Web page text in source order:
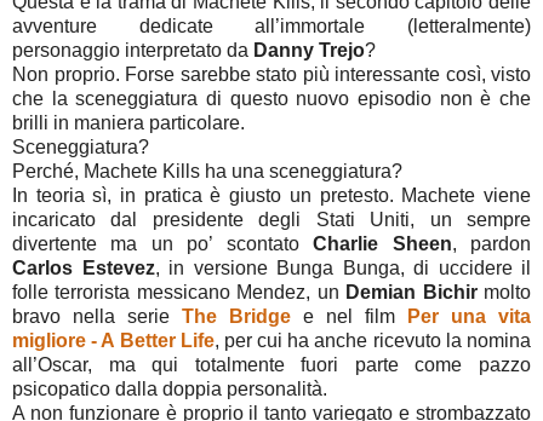
avventure dedicate all’immortale (letteralmente)
personaggio interpretato da Danny Trejo?
Non proprio. Forse sarebbe stato più interessante così, visto
che la sceneggiatura di questo nuovo episodio non è che
brilli in maniera particolare.
Sceneggiatura?
Perché, Machete Kills ha una sceneggiatura?
In teoria sì, in pratica è giusto un pretesto. Machete viene
incaricato dal presidente degli Stati Uniti, un sempre
divertente ma un po’ scontatoCharlie Sheen, pardon
Carlos Estevez, in versione Bunga Bunga, di uccidere il
folle terrorista messicano Mendez, un Demian Bichirmolto
bravo nella serie The Bridge e nel film
Per una vita
migliore - A Better Life, per cui ha anche ricevuto la nomina
all’Oscar, ma qui totalmente fuori parte come pazzo
psicopatico dalla doppia personalità.
A non funzionare è proprio il tanto variegato e strombazzato